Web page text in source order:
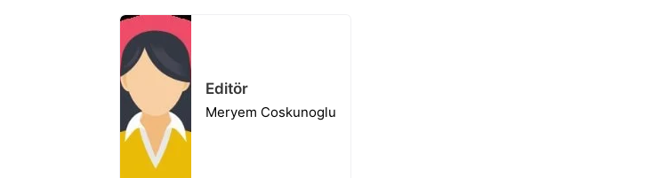
Editör
Meryem Coskunoglu